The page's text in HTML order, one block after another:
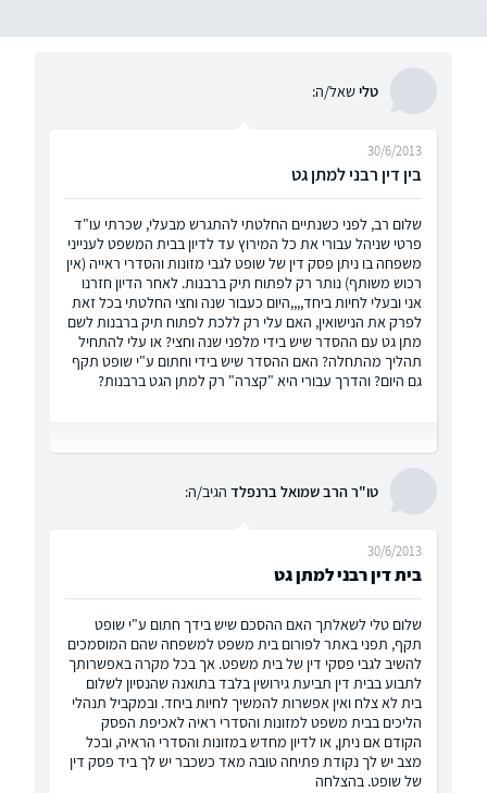
טלישאל/ה:
בין דין רבני למתן גט
30/6/2013
שלום רב, לפני כשנתיים החלטתי להתגרש מבעלי, שכרתי עו"ד
פרטי שניהל עבורי את כל המירוץ עד לדיון בבית המשפט לענייני
משפחה בו ניתן פסק דין של שופט לגבי מזונות והסדרי ראייה (אין
רכוש משותף) נותר רק לפתוח תיק ברבנות. לאחר הדיון חזרנו
אני ובעלי לחיות ביחד,,,,היום כעבור שנה וחצי החלטתי בכל זאת
לפרק את הנישואין, האם עלי רק ללכת לפתוח תיק ברבנות לשם
מתן גט עם ההסדר שיש בידי מלפני שנה וחצי? או עלי להתחיל
תהליך מהתחלה? האם ההסדר שיש בידי וחתום ע"י שופט תקף
גם היום? והדרך עבורי היא "קצרה" רק למתן הגט ברבנות?
טו"ר הרב שמואל ברנפלד הגיב/ה:
בית דין רבני למתן גט
30/6/2013
שלום טלי לשאלתך האם ההסכם שיש בידך חתום ע"י שופט
תקף, תפני באתר לפורום בית משפט למשפחה שהם המוסמכים
להשיב לגבי פסקי דין של בית משפט. אך בכל מקרה באפשרותך
לתבוע בבית דין תביעת גירושין בלבד בתואנה שהנסיון לשלום
בית לא צלח ואין אפשרות להמשיך לחיות ביחד. ובמקביל תנהלי
הליכים בבית משפט למזונות והסדרי ראיה לאכיפת הפסק
הקודם אם ניתן, או לדיון מחדש במזונות והסדרי הראיה, ובכל
מצב יש לך נקודת פתיחה טובה מאד כשכבר יש לך ביד פסק דין
של שופט. בהצלחה